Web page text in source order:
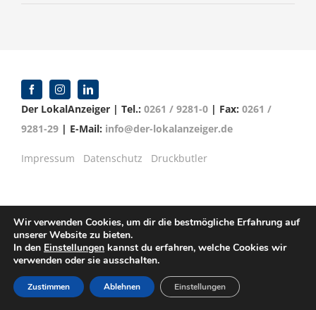
Der LokalAnzeiger | Tel.: 0261 / 9281-0 | Fax: 0261 /
9281-29 | E-Mail: info@der-lokalanzeiger.de
Impressum Datenschutz Druckbutler
© Copyright 2016 -2026 | Verlag für Anzeigenblätter
GmbH | Mittelrheinstr. 2-4 | 56072 Koblenz
Wir verwenden Cookies, um dir die bestmögliche Erfahrung auf
unserer Website zu bieten.
In den Einstellungen kannst du erfahren, welche Cookies wir
verwenden oder sie ausschalten.
Zustimmen Ablehnen Einstellungen